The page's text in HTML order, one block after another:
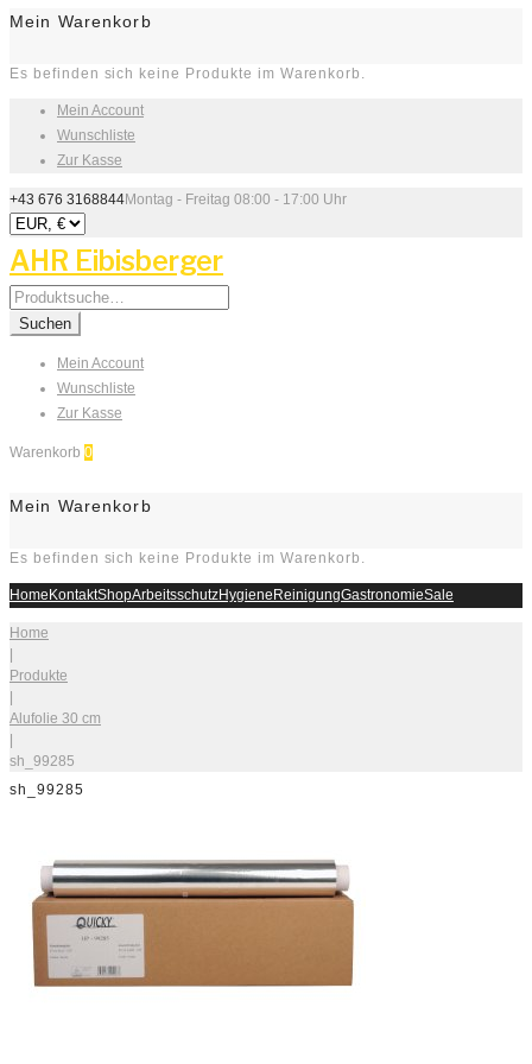
Mein Warenkorb
Es befinden sich keine Produkte im Warenkorb.
Mein Account
Wunschliste
Zur Kasse
+43 676 3168844Montag - Freitag 08:00 - 17:00 Uhr
AHR Eibisberger
Search
for:
Suchen
Mein Account
Wunschliste
Zur Kasse
Warenkorb 0
Mein Warenkorb
Es befinden sich keine Produkte im Warenkorb.
HomeKontaktShopArbeitsschutzHygieneReinigungGastronomieSale
Home
|
Produkte
|
Alufolie 30 cm
|
sh_99285
sh_99285